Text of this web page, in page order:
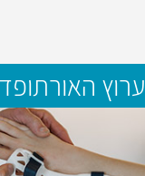
ערוץ